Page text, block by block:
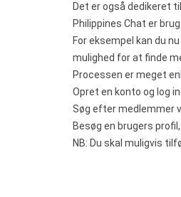
Det er også dedikeret
Philippines Chat er
For eksempel kan du
mulighed for at finde
Processen er meget
Opret en konto og log
Søg efter medlemmer
Besøg en brugers
NB: Du skal muligvis